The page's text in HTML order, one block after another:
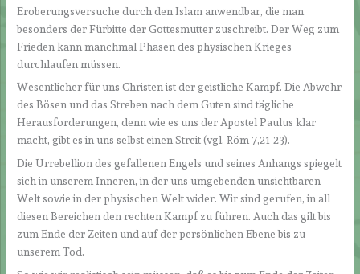
Eroberungsversuche durch den Islam anwendbar, die man
besonders der Fürbitte der Gottesmutter zuschreibt. Der Weg zum
Frieden kann manchmal Phasen des physischen Krieges
durchlaufen müssen.
Wesentlicher für uns Christen ist der geistliche Kampf. Die Abwehr
des Bösen und das Streben nach dem Guten sind tägliche
Herausforderungen, denn wie es uns der Apostel Paulus klar
macht, gibt es in uns selbst einen Streit (vgl. Röm 7,21-23).
Die Urrebellion des gefallenen Engels und seines Anhangs spiegelt
sich in unserem Inneren, in der uns umgebenden unsichtbaren
Welt sowie in der physischen Welt wider. Wir sind gerufen, in all
diesen Bereichen den rechten Kampf zu führen. Auch das gilt bis
zum Ende der Zeiten und auf der persönlichen Ebene bis zu
unserem Tod.